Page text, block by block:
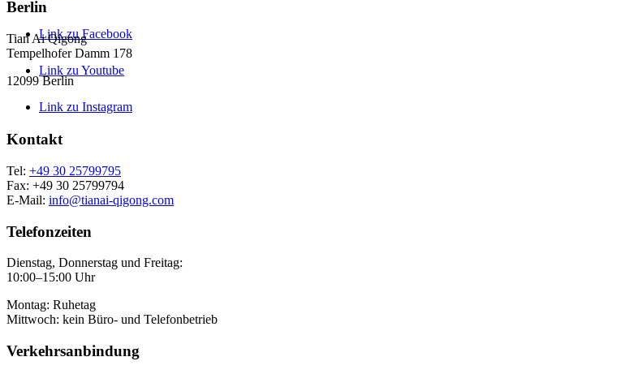
Link zu Facebook
Link zu Youtube
Link zu Instagram
Berlin
Tian Ai Qigong
Tempelhofer Damm 178
12099 Berlin
Kontakt
Tel: +49 30 25799795
Fax: +49 30 25799794
E-Mail: info@tianai-qigong.com
Telefonzeiten
Dienstag, Donnerstag und Freitag:
10:00–15:00 Uhr
Montag: Ruhetag
Mittwoch: kein Büro- und Telefonbetrieb
Verkehrsanbindung